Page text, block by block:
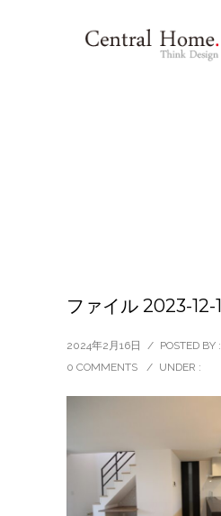
ファイル 2023-12-
2024年2月16日 / POSTED
0 COMMENTS
/ UNDER :